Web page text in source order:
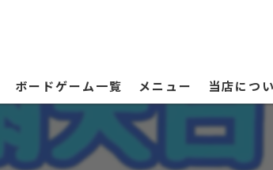
ボードゲーム一覧 メニュー 当店につ